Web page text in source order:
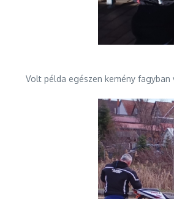
Volt példa egészen kemény